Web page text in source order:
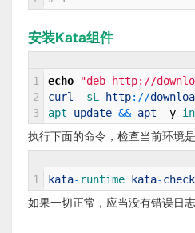
安装Kata组件
1
2
3
echo
"deb http://
curl
-sL http: //
apt update && apt -y
执行下面的命令，检查当前环境
1 kata- runtime kata-check
如果一切正常，应当没有错误日志